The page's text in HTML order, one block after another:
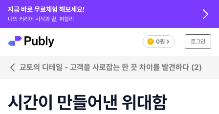
지금 바로 무료체험 해보세요!
나의 커리어 시작과 끝, 퍼블리
0원 로그인
교토의 디테일 - 고객을 사로잡는 한 끗 차이를 발견하다 (2)
시간이 만들어낸 위대함